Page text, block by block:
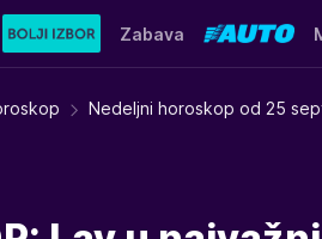
Zabava
Nedeljni horoskop od 25